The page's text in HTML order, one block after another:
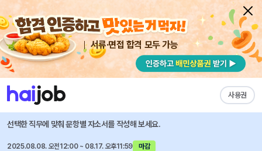
서류·면접 합격 모두 가능
사용권
채용공고 자소서 자유항목 자소서 내 작성목록
에코마케팅 즐겨찾기
재무팀 신입사원 채용
선택한 직무에 맞춰 문항별 자소서를 작성해 보세요.
2025.08.08. 오전12:00 ~ 08.17. 오후11:59
마감